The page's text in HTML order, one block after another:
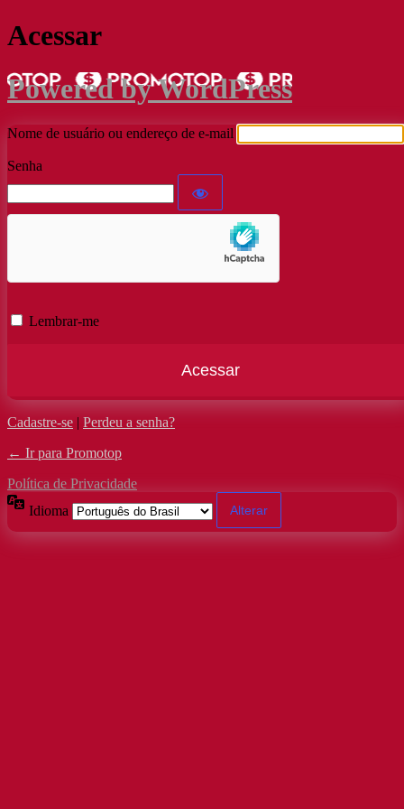
Acessar
Powered by WordPress
Nome de usuário ou endereço de e-mail
Senha
Lembrar-me
Cadastre-se | Perdeu a senha?
← Ir para Promotop
Política de Privacidade
Idioma